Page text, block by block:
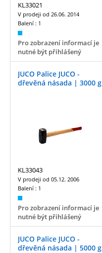
KL33021
V prodeji od 26.06. 2014
Balení : 1
Pro zobrazení informací je
nutné být přihlášený
JUCO Palice JUCO -
dřevěná násada | 3000 g
KL33043
V prodeji od 05.12. 2006
Balení : 1
Pro zobrazení informací je
nutné být přihlášený
JUCO Palice JUCO -
dřevěná násada | 5000 g